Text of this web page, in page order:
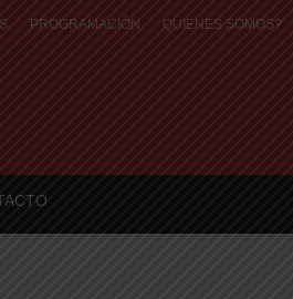
PROGRAMACIÓN QUIENES SOMOS?